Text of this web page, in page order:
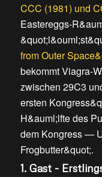
CCC (1981) und
Eastereggs-
from Outer
bekommt Viagra-
zwischen 29C3
ersten
H&auml;lfte des
dem Kongress—
Frogbutter&quot;.
1. Gast -